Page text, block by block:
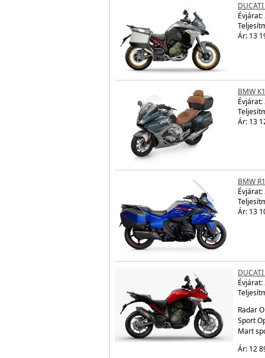
Évjárat:
Ár: 13
BMW
Évjárat:
Ár: 13
BMW
Évjárat:
Ár: 13
Évjárat:
Radar
Sport
Mart
Ár: 12